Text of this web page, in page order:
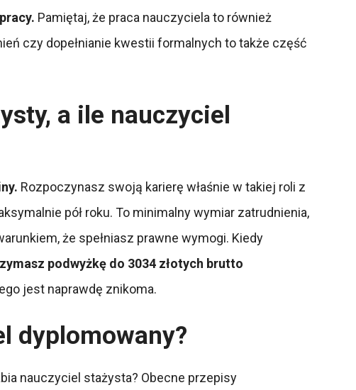
Pamiętaj, że praca nauczyciela to również
czy dopełnianie kwestii formalnych to także część
a ile nauczyciel
Rozpoczynasz swoją karierę właśnie w takiej roli z
pół roku. To minimalny wymiar zatrudnienia,
że spełniasz prawne wymogi. Kiedy
podwyżkę do 3034 złotych brutto
jest naprawdę znikoma.
dyplomowany?
nauczyciel stażysta? Obecne przepisy